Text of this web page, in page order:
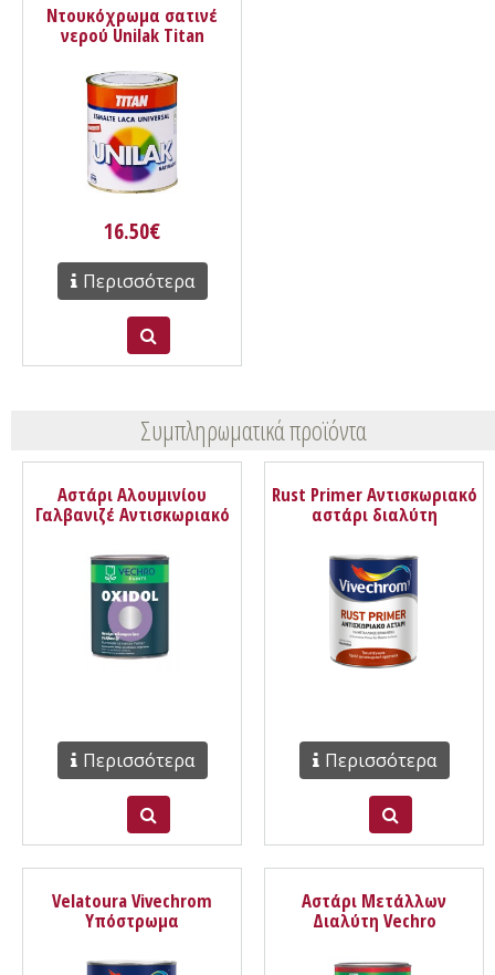
Ντουκόχρωμα σατινέ
νερού Unilak Titan
16.50€
Περισσότερα
Συμπληρωματικά προϊόντα
Αστάρι Αλουμινίου
Γαλβανιζέ Αντισκωριακό
μη σιδηρών επιφανειών
Oxidol Vechro
Περισσότερα
Rust Primer Αντισκωριακό
αστάρι διαλύτη
Vivechrom
Περισσότερα
Velatoura Vivechrom
Υπόστρωμα
βερνικοχρωμάτων
διαλύτη
Αστάρι Μετάλλων
Διαλύτη Vechro